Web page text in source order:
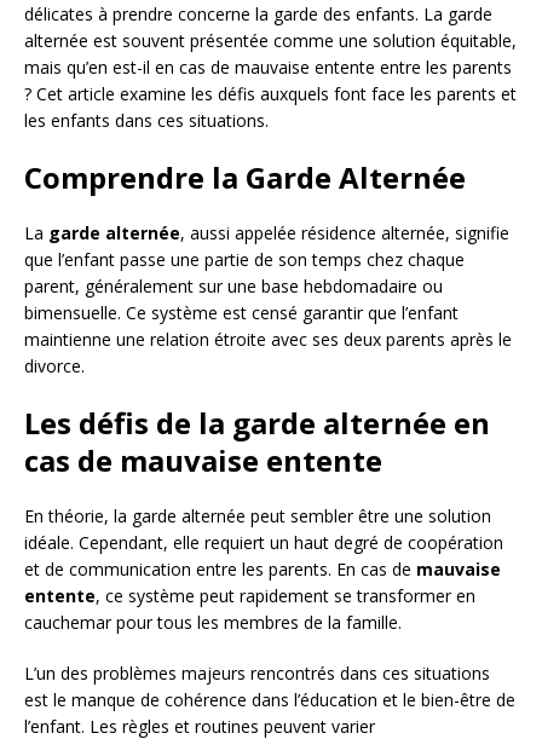
délicates à prendre concerne la garde des enfants. La garde
alternée est souvent présentée comme une solution équitable,
mais qu’en est-il en cas de mauvaise entente entre les parents
? Cet article examine les défis auxquels font face les parents et
les enfants dans ces situations.
Comprendre la Garde Alternée
La garde alternée, aussi appelée résidence alternée, signifie
que l’enfant passe une partie de son temps chez chaque
parent, généralement sur une base hebdomadaire ou
bimensuelle. Ce système est censé garantir que l’enfant
maintienne une relation étroite avec ses deux parents après le
divorce.
Les défis de la garde alternée en
cas de mauvaise entente
En théorie, la garde alternée peut sembler être une solution
idéale. Cependant, elle requiert un haut degré de coopération
et de communication entre les parents. En cas de mauvaise
entente, ce système peut rapidement se transformer en
cauchemar pour tous les membres de la famille.
L’un des problèmes majeurs rencontrés dans ces situations
est le manque de cohérence dans l’éducation et le bien-être de
l’enfant. Les règles et routines peuvent varier